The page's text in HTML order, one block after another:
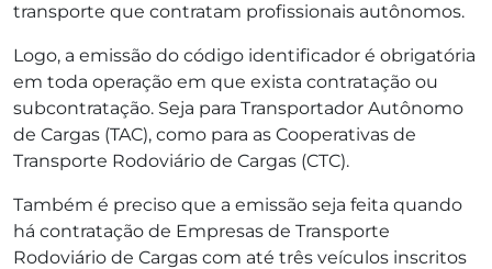
transporte que contratam profissionais autônomos.
Logo, a emissão do código identificador é obrigatória
em toda operação em que exista contratação ou
subcontratação. Seja para Transportador Autônomo
de Cargas (TAC), como para as Cooperativas de
Transporte Rodoviário de Cargas (CTC).
Também é preciso que a emissão seja feita quando
há contratação de Empresas de Transporte
Rodoviário de Cargas com até três veículos inscritos